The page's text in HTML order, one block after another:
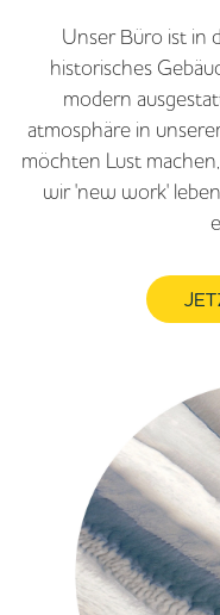
Unser Büro ist in
historisches
modern
atmosphäre in
möchten Lust
wir 'new work'